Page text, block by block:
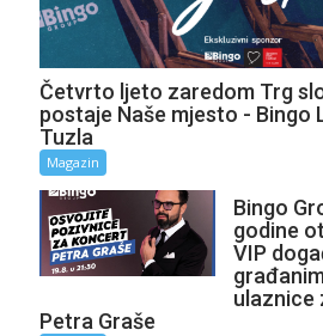
Četvrto ljeto zaredom Trg
postaje Naše mjesto - Bingo
Tuzla
Magazin
Bingo
godine
VIP
ulaznice
Petra Graše